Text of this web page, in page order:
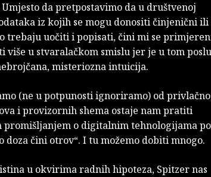
da pretpostavimo da u društvenoj
iz kojih se mogu donositi činjenični ili
trebaju uočiti i popisati, čini mi se
više u stvaralačkom smislu jer je u tom poslu
misteriozna intuicija.
(ne u potpunosti ignoriramo) od
i provizornih shema ostaje nam pratiti
o digitalnim tehnologijama
doza čini otrov“. I tu možemo dobiti mnogo.
u okvirima radnih hipoteza, Spitzer nas